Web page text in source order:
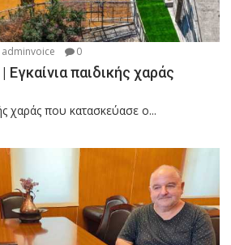
adminvoice 0
παιδικής χαράς
χαράς που κατασκεύασε ο...